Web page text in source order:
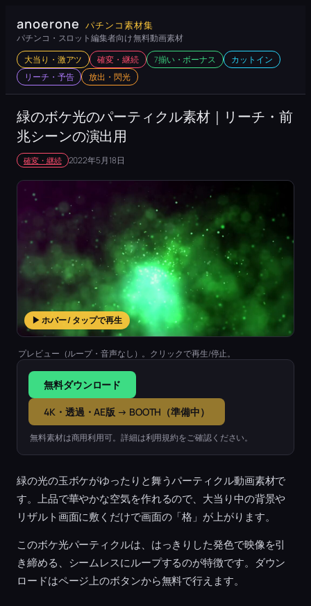
容
ス
キ
プ
anoerone パチンコ素材集
パチンコ・スロット編集者向け 無料動画素材
大当り・激アツ 確変・継続 7揃い・ボーナス
カットイン
リーチ・予告
放出・閃光
緑のボケ光のパーティクル素材｜リーチ・前
兆シーンの演出用
確変・継続 2022年5月18日
▶ ホバー / タップで再生
プレビュー（ループ・音声なし）。クリックで再生/停止。
無料ダウンロード
4K・透過・AE版 → BOOTH（準備中）
無料素材は商用利用可。詳細は利用規約をご確認ください。
緑の光の玉ボケがゆったりと舞うパーティクル動画素材で
す。上品で華やかな空気を作れるので、大当り中の背景や
リザルト画面に敷くだけで画面の「格」が上がります。
このボケ光パーティクルは、はっきりした発色で映像を引
き締める、シームレスにループするのが特徴です。ダウン
ロードはページ上のボタンから無料で行えます。